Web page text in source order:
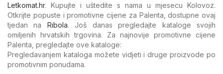
Letkomat.hr. Kupujte i uštedite s nama u mjesecu Kolovoz.
Otkrijte popuste i promotivne cijene za Palenta, dostupne ovaj
tjedan na Ribola. Još danas pregledajte kataloge svojih
omiljenih hrvatskih trgovina. Za najnovije promotivne cijene
Palenta, pregledajte ove kataloge:
Pregledavanjem kataloga možete vidjeti i druge proizvode po
promotivnim ponudama.